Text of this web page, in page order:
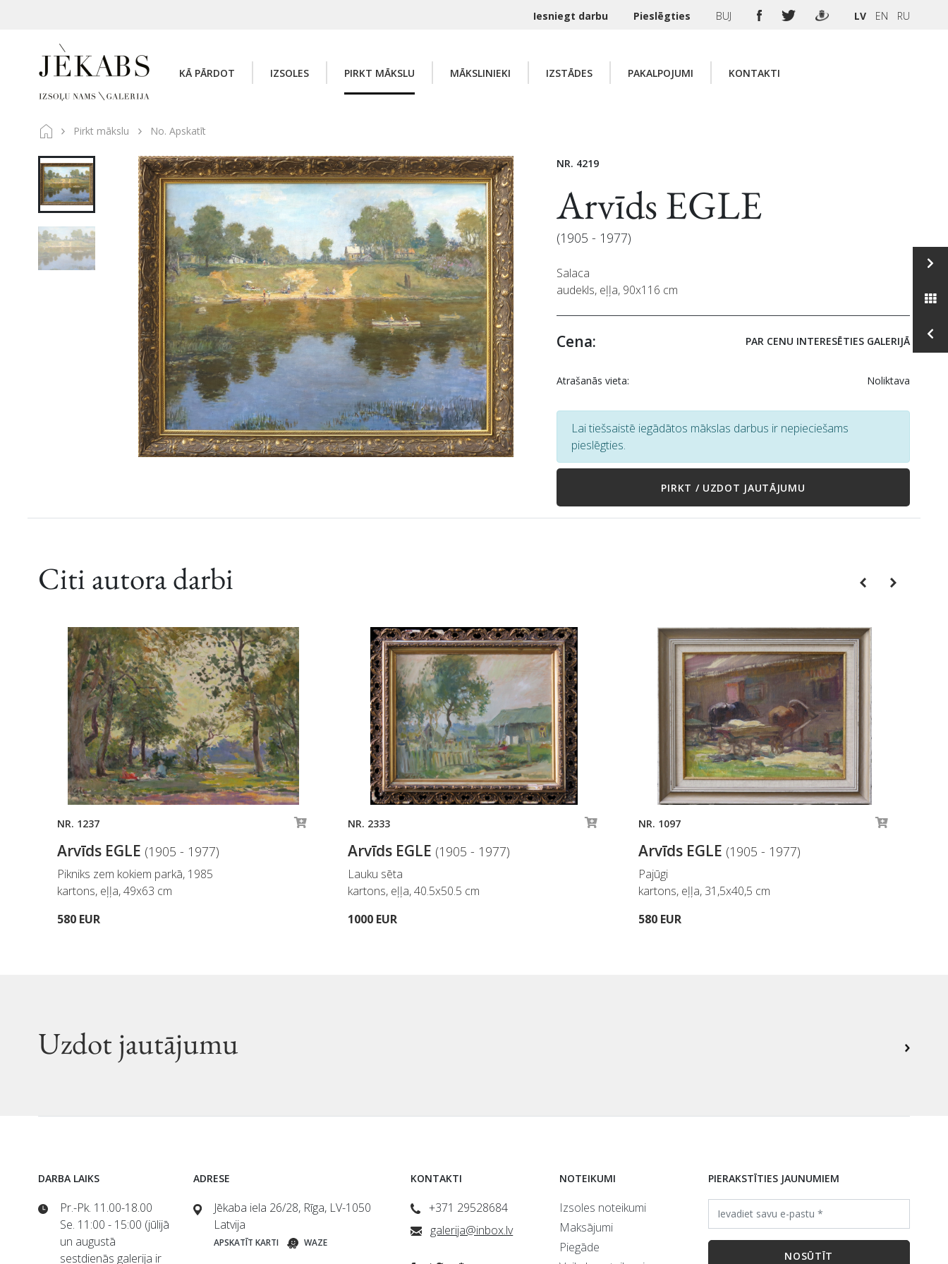
Iesniegt darbu Pieslēgties BUJ LV EN RU
KĀ PĀRDOT IZSOLES PIRKT MĀKSLU MĀKSLINIEKI IZSTĀDES PAKALPOJUMI KONTAKTI
Pirkt mākslu No. Apskatīt
NR. 4219
Arvīds EGLE
(1905 - 1977)
Salaca
audekls, eļļa, 90x116 cm
Cena: PAR CENU INTERESĒTIES GALERIJĀ
Atrašanās vieta: Noliktava
Lai tiešsaistē iegādātos mākslas darbus ir nepieciešams
pieslēgties.
PIRKT / UZDOT JAUTĀJUMU
Citi autora darbi PreviousNext
NR. 1237
Arvīds EGLE (1905 - 1977)
Pikniks zem kokiem parkā, 1985
kartons, eļļa, 49x63 cm
580 EUR
NR. 2333
Arvīds EGLE (1905 - 1977)
Lauku sēta
kartons, eļļa, 40.5x50.5 cm
1000 EUR
NR. 1097
Arvīds EGLE (1905 - 1977)
Pajūgi
kartons, eļļa, 31,5x40,5 cm
580 EUR
Uzdot jautājumu
DARBA LAIKS
Pr.-Pk. 11.00-18.00
Se. 11:00 - 15:00 (jūlijā
un augustā
sestdienās galerija ir
ADRESE
Jēkaba iela 26/28, Rīga, LV-1050
Latvija
APSKATĪT KARTI WAZE
KONTAKTI
+371 29528684
galerija@inbox.lv
NOTEIKUMI
Izsoles noteikumi
Maksājumi
Piegāde
PIERAKSTĪTIES JAUNUMIEM